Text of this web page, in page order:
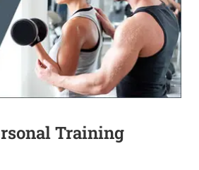
Training